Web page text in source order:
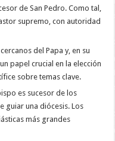
de San Pedro. Como tal,
supremo, con autoridad
del Papa y, en su
papel crucial en la elección
sobre temas clave.
es sucesor de los
guiar una diócesis. Los
más grandes